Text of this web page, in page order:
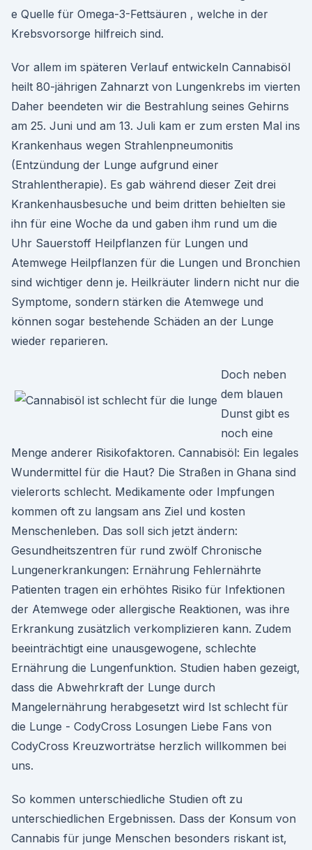
e Quelle für Omega-3-Fettsäuren , welche in der
Krebsvorsorge hilfreich sind.
Vor allem im späteren Verlauf entwickeln Cannabisöl
heilt 80-jährigen Zahnarzt von Lungenkrebs im vierten
Daher beendeten wir die Bestrahlung seines Gehirns
am 25. Juni und am 13. Juli kam er zum ersten Mal ins
Krankenhaus wegen Strahlenpneumonitis
(Entzündung der Lunge aufgrund einer
Strahlentherapie). Es gab während dieser Zeit drei
Krankenhausbesuche und beim dritten behielten sie
ihn für eine Woche da und gaben ihm rund um die
Uhr Sauerstoff Heilpflanzen für Lungen und
Atemwege Heilpflanzen für die Lungen und Bronchien
sind wichtiger denn je. Heilkräuter lindern nicht nur die
Symptome, sondern stärken die Atemwege und
können sogar bestehende Schäden an der Lunge
wieder reparieren.
Doch neben
dem blauen
Dunst gibt es
noch eine
Menge anderer Risikofaktoren. Cannabisöl: Ein legales
Wundermittel für die Haut? Die Straßen in Ghana sind
vielerorts schlecht. Medikamente oder Impfungen
kommen oft zu langsam ans Ziel und kosten
Menschenleben. Das soll sich jetzt ändern:
Gesundheitszentren für rund zwölf Chronische
Lungenerkrankungen: Ernährung Fehlernährte
Patienten tragen ein erhöhtes Risiko für Infektionen
der Atemwege oder allergische Reaktionen, was ihre
Erkrankung zusätzlich verkomplizieren kann. Zudem
beeinträchtigt eine unausgewogene, schlechte
Ernährung die Lungenfunktion. Studien haben gezeigt,
dass die Abwehrkraft der Lunge durch
Mangelernährung herabgesetzt wird Ist schlecht für
die Lunge - CodyCross Losungen Liebe Fans von
CodyCross Kreuzworträtse herzlich willkommen bei
uns.
So kommen unterschiedliche Studien oft zu
unterschiedlichen Ergebnissen. Dass der Konsum von
Cannabis für junge Menschen besonders riskant ist,